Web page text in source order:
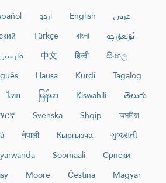
عربي English اردو
ئۇيغۇرچە
বাংলা
Türkçe
සිංහල
हिन्दी
中文
Tagalog
Kurdî
Hausa
తెలుగు
Kiswahili
မြန်မာ
ไทย
অসমীয়া
Shqip
Svenska
ગુજરાતી
Кыргызча
नेपाली
Српски
Soomaali
Magyar
Čeština
Moore